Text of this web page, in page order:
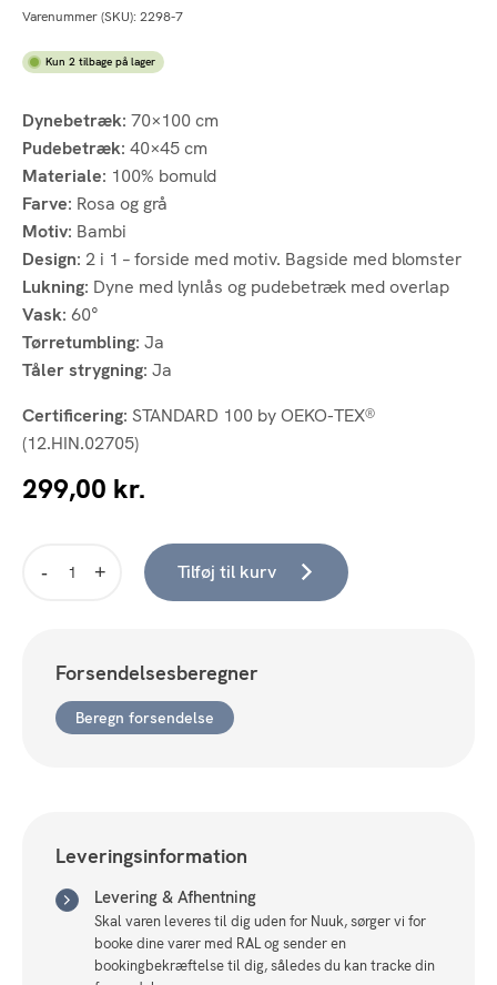
Varenummer (SKU): 2298-7
Kun 2 tilbage på lager
Dynebetræk: 70×100 cm
Pudebetræk: 40×45 cm
Materiale: 100% bomuld
Farve: Rosa og grå
Motiv: Bambi
Design: 2 i 1 – forside med motiv. Bagside med blomster
Lukning: Dyne med lynlås og pudebetræk med overlap
Vask: 60°
Tørretumbling: Ja
Tåler strygning: Ja
Certificering: STANDARD 100 by OEKO-TEX®
(12.HIN.02705)
299,00 kr.
blomster
bomulds
Tilføj til kurv
Forsendelsesberegner
Beregn forsendelse
Leveringsinformation
Levering & Afhentning
Skal varen leveres til dig uden for Nuuk, sørger vi for
booke dine varer med RAL og sender en
bookingbekræftelse til dig, således du kan tracke din